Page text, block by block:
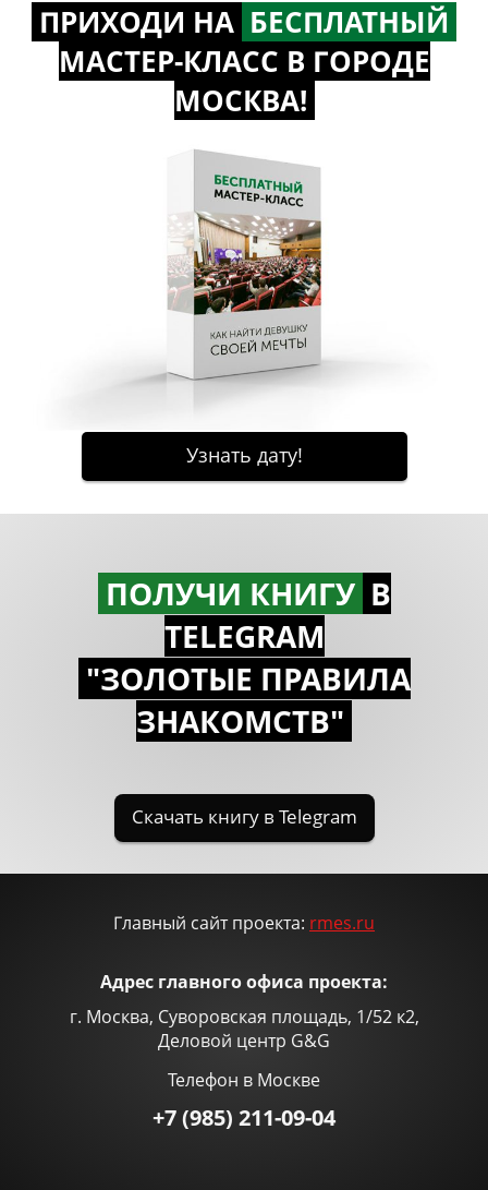
ПРИХОДИ НА БЕСПЛАТНЫЙ
МАСТЕР-КЛАСС В ГОРОДЕ
МОСКВА!
ПОЛУЧИ КНИГУ В
TELEGRAM
"ЗОЛОТЫЕ ПРАВИЛА
ЗНАКОМСTВ"
Главный сайт проекта: rmes.ru
Адрес главного офиса проекта:
г. Москва, Суворовская площадь, 1/52 к2,
Деловой центр G&G
Телефон в Москве
+7 (985) 211-09-04